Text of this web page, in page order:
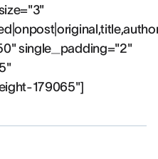
single_padding="2"
179065"]